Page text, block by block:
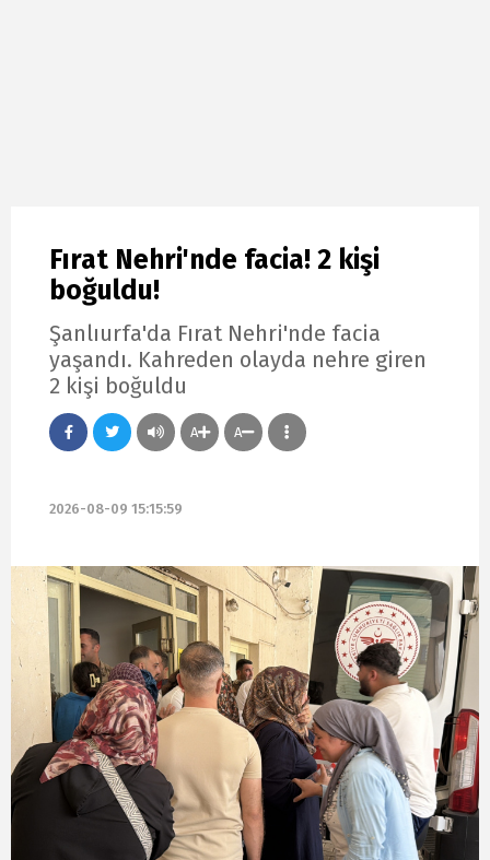
Fırat Nehri'nde facia! 2 kişi
boğuldu!
Şanlıurfa'da Fırat Nehri'nde facia
yaşandı. Kahreden olayda nehre giren
2 kişi boğuldu
A A
2026-08-09 15:15:59